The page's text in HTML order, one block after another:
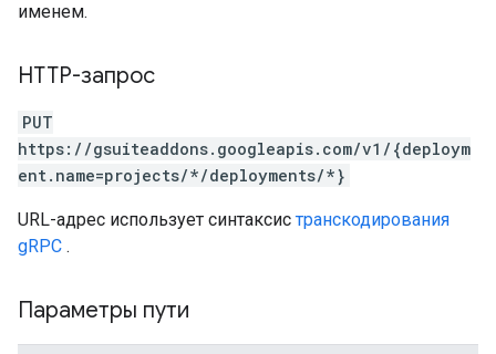
именем.
HTTP-запрос
PUT
https://gsuiteaddons.googleapis.com/v1/{deploym
ent.name=projects/*/deployments/*}
URL-адрес использует синтаксис транскодирования
gRPC .
Параметры пути